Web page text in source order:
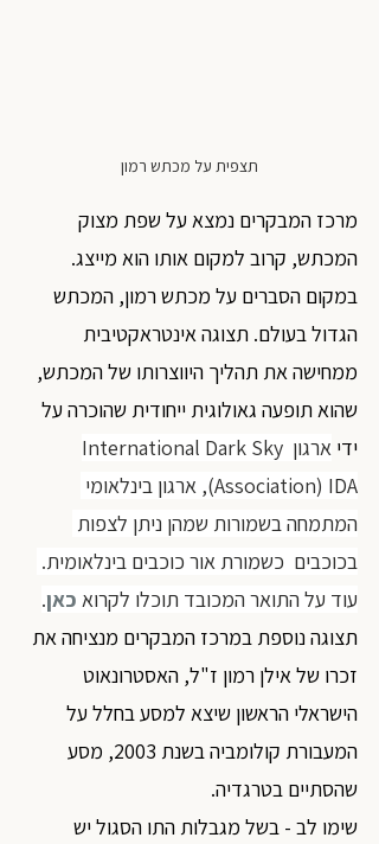
תצפית על מכתש רמון
מרכז המבקרים נמצא על שפת מצוק
המכתש, קרוב למקום אותו הוא מייצג.
במקום הסברים על מכתש רמון, המכתש
הגדול בעולם. תצוגה אינטראקטיבית
ממחישה את תהליך היווצרותו של המכתש,
שהוא תופעה גאולוגית ייחודית שהוכרה על
ידי
ארגון International Dark Sky
Association) IDA), ארגון בינלאומי
המתמחה בשמורות שמהן ניתן לצפות
בכוכבים  כשמורת אור כוכבים בינלאומית.
עוד על התואר המכובד תוכלו לקרוא כאן.
תצוגה נוספת במרכז המבקרים מנציחה את
זכרו של אילן רמון ז"ל, האסטרונאוט
הישראלי הראשון שיצא למסע בחלל על
המעבורת קולומביה בשנת 2003, מסע
שהסתיים בטרגדיה.
שימו לב - בשל מגבלות התו הסגול יש